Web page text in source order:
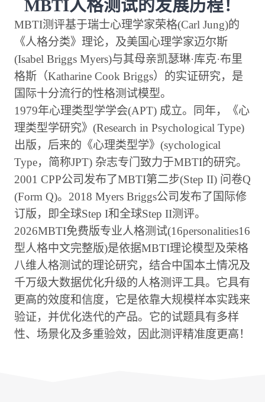
MBTI人格测试的发展历程！
MBTI测评基于瑞士心理学家荣格(Carl Jung)的
《人格分类》理论，及美国心理学家迈尔斯
(Isabel Briggs Myers)与其母亲凯瑟琳·库克·布里
格斯（Katharine Cook Briggs）的实证研究，是
国际十分流行的性格测试模型。
1979年心理类型学学会(APT) 成立。同年，《心
理类型学研究》(Research in Psychological Type)
出版，后来的《心理类型学》(sychological
Type，简称JPT) 杂志专门致力于MBTI的研究。
2001 CPP公司发布了MBTI第二步(Step II) 问卷Q
(Form Q)。2018 Myers Briggs公司发布了国际修
订版，即全球Step I和全球Step II测评。
2026MBTI免费版专业人格测试(16personalities16
型人格中文完整版)是依据MBTI理论模型及荣格
八维人格测试的理论研究，结合中国本土情况及
千万级大数据优化升级的人格测评工具。它具有
更高的效度和信度，它是依靠大规模样本实践来
验证，并优化迭代的产品。它的试题具有多样
性、场景化及多重验效，因此测评精准度更高！